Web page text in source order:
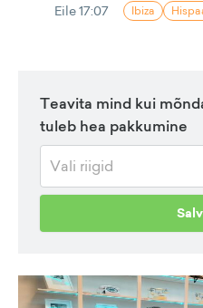
Eile 17:07 Ibiza
Teavita mind kui
tuleb hea pakkumine
Vali riigid